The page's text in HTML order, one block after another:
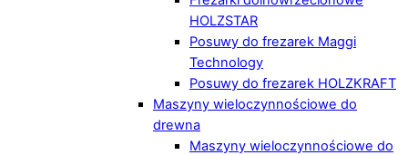
HOLZSTAR
Posuwy do frezarek Maggi
Technology
Posuwy do frezarek HOLZKRAFT
Maszyny wieloczynnościowe do
drewna
Maszyny wieloczynnościowe do